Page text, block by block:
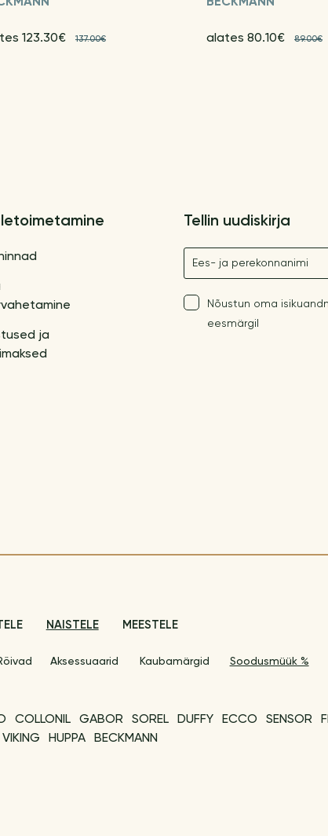
123.30€ 137.00€
BECKMANN
alates 80.10€ 89.00€
ja
Tellin uudiskirja
Nimetus
Nõustun oma
eesmärgil
NAISTELE MEESTELE
Aksessuaarid Kaubamärgid Soodusmüük %
COLLONIL GABOR SOREL DUFFY ECCO SENSOR
VIKING HUPPA BECKMANN